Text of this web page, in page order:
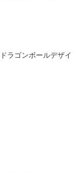
ラゴンボールデザイ